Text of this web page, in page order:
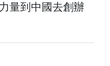
量到中國去創辦